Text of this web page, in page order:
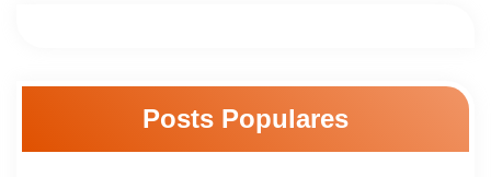
Posts Populares